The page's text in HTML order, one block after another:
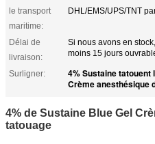
le transport
maritime:
DHL/EMS/UPS/TNT
Délai de
livraison:
Si nous avons en
moins 15 jours
Surligner: 4% Sustaine
Crème anesthésique
4% de Sustaine Blue Gel
tatouage